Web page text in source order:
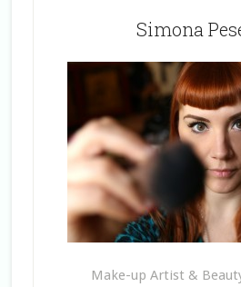
Simona
Make-up Artist &